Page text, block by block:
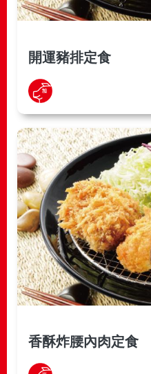
開運豬排定食
香酥炸腰內肉定食